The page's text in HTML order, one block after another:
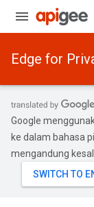
Edge for
Google
ke dalam bahasa
mengandung